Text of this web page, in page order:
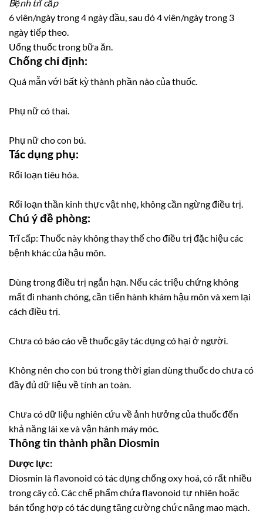
Bệnh trĩ cấp
6 viên/ngày trong 4 ngày đầu, sau đó 4 viên/ngày trong 3
ngày tiếp theo.
Uống thuốc trong bữa ăn.
Chống chỉ định:
Quá mẫn với bất kỳ thành phần nào của thuốc.
Phụ nữ có thai.
Phụ nữ cho con bú.
Tác dụng phụ:
Rối loạn tiêu hóa.
Rối loạn thần kinh thực vật nhẹ, không cần ngừng điều trị.
Chú ý đề phòng:
Trĩ cấp: Thuốc này không thay thế cho điều trị đặc hiệu các
bệnh khác của hậu môn.
Dùng trong điều trị ngắn hạn. Nếu các triệu chứng không
mất đi nhanh chóng, cần tiến hành khám hậu môn và xem lại
cách điều trị.
Chưa có báo cáo về thuốc gây tác dụng có hại ở người.
Không nên cho con bú trong thời gian dùng thuốc do chưa có
đầy đủ dữ liệu về tính an toàn.
Chưa có dữ liệu nghiên cứu về ảnh hưởng của thuốc đến
khả năng lái xe và vận hành máy móc.
Thông tin thành phần Diosmin
Dược lực:
Diosmin là flavonoid có tác dụng chống oxy hoá, có rất nhiều
trong cây cỏ. Các chế phẩm chứa flavonoid tự nhiên hoặc
bán tổng hợp có tác dụng tăng cường chức năng mao mạch.